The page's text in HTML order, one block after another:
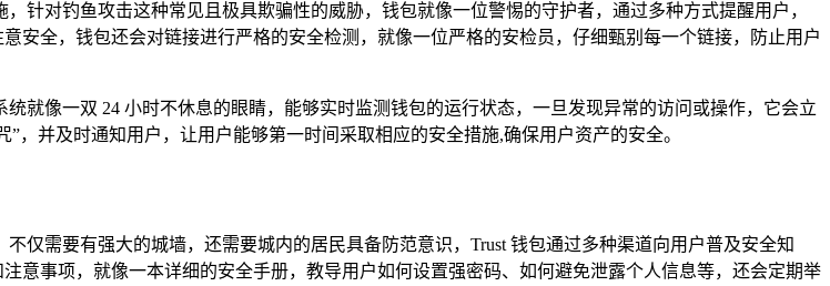
针对钓鱼攻击这种常见且极具欺骗性的威胁，钱包就像一位警惕的守护者，通过多种方式提醒用户，
安全，钱包还会对链接进行严格的安全检测，就像一位严格的安检员，仔细甄别每一个链接，防止用户
就像一双 24 小时不休息的眼睛，能够实时监测钱包的运行状态，一旦发现异常的访问或操作，它会立
并及时通知用户，让用户能够第一时间采取相应的安全措施,确保用户资产的安全。
仅需要有强大的城墙，还需要城内的居民具备防范意识，Trust 钱包通过多种渠道向用户普及安全知
意事项，就像一本详细的安全手册，教导用户如何设置强密码、如何避免泄露个人信息等，还会定期举